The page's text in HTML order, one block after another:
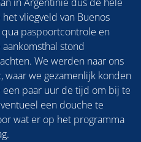
vliegveld van Buenos
paspoortcontrole en
stond
We werden naar ons
waar we gezamenlijk konden
paar uur de tijd om bij te
een douche te
wat er op het programma